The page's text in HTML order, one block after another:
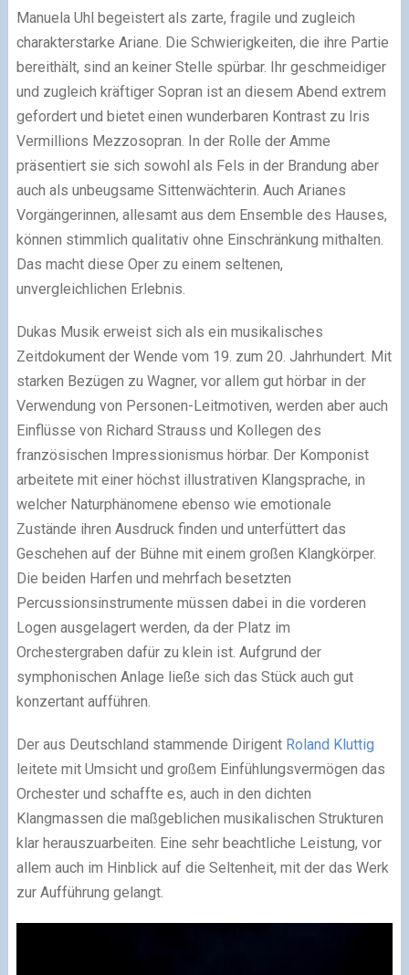
Manuela Uhl begeistert als zarte, fragile und zugleich
charakterstarke Ariane. Die Schwierigkeiten, die ihre Partie
bereithält, sind an keiner Stelle spürbar. Ihr geschmeidiger
und zugleich kräftiger Sopran ist an diesem Abend extrem
gefordert und bietet einen wunderbaren Kontrast zu Iris
Vermillions Mezzosopran. In der Rolle der Amme
präsentiert sie sich sowohl als Fels in der Brandung aber
auch als unbeugsame Sittenwächterin. Auch Arianes
Vorgängerinnen, allesamt aus dem Ensemble des Hauses,
können stimmlich qualitativ ohne Einschränkung mithalten.
Das macht diese Oper zu einem seltenen,
unvergleichlichen Erlebnis.
Dukas Musik erweist sich als ein musikalisches
Zeitdokument der Wende vom 19. zum 20. Jahrhundert. Mit
starken Bezügen zu Wagner, vor allem gut hörbar in der
Verwendung von Personen-Leitmotiven, werden aber auch
Einflüsse von Richard Strauss und Kollegen des
französischen Impressionismus hörbar. Der Komponist
arbeitete mit einer höchst illustrativen Klangsprache, in
welcher Naturphänomene ebenso wie emotionale
Zustände ihren Ausdruck finden und unterfüttert das
Geschehen auf der Bühne mit einem großen Klangkörper.
Die beiden Harfen und mehrfach besetzten
Percussionsinstrumente müssen dabei in die vorderen
Logen ausgelagert werden, da der Platz im
Orchestergraben dafür zu klein ist. Aufgrund der
symphonischen Anlage ließe sich das Stück auch gut
konzertant aufführen.
Der aus Deutschland stammende Dirigent Roland Kluttig
leitete mit Umsicht und großem Einfühlungsvermögen das
Orchester und schaffte es, auch in den dichten
Klangmassen die maßgeblichen musikalischen Strukturen
klar herauszuarbeiten. Eine sehr beachtliche Leistung, vor
allem auch im Hinblick auf die Seltenheit, mit der das Werk
zur Aufführung gelangt.